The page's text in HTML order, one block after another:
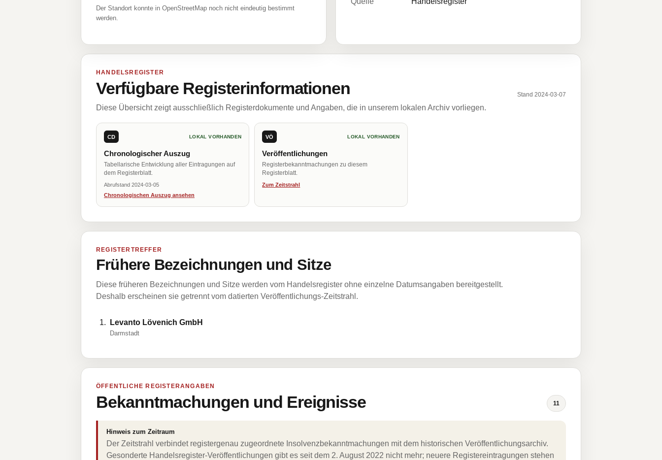
Der Standort konnte in OpenStreetMap noch nicht eindeutig bestimmt
werden.
HANDELSREGISTER
Verfügbare Registerinformationen Stand 2024-03-07
Diese Übersicht zeigt ausschließlich Registerdokumente und Angaben, die in unserem lokalen Archiv vorliegen.
CD LOKAL VORHANDEN
Chronologischer Auszug
Tabellarische Entwicklung aller Eintragungen auf
dem Registerblatt.
Abrufstand 2024-03-05
Chronologischen Auszug ansehen
VÖ LOKAL VORHANDEN
Veröffentlichungen
Registerbekanntmachungen zu diesem
Registerblatt.
Zum Zeitstrahl
REGISTERTREFFER
Frühere Bezeichnungen und Sitze
Diese früheren Bezeichnungen und Sitze werden vom Handelsregister ohne einzelne Datumsangaben bereitgestellt.
Deshalb erscheinen sie getrennt vom datierten Veröffentlichungs-Zeitstrahl.
Levanto Lövenich GmbH
Darmstadt
ÖFFENTLICHE REGISTERANGABEN
Bekanntmachungen und Ereignisse 11
Hinweis zum Zeitraum
Der Zeitstrahl verbindet registergenau zugeordnete Insolvenzbekanntmachungen mit dem historischen Veröffentlichungsarchiv.
Gesonderte Handelsregister-Veröffentlichungen gibt es seit dem 2. August 2022 nicht mehr; neuere Registereintragungen stehen